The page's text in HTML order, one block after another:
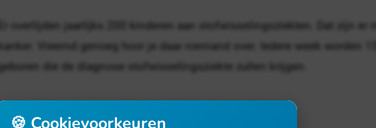
Er overlijden jaarlijks 200 kinderen aan stofwisselingsziekten. Dat zijn er
kanker. Vreemd genoeg hoor je daar niemand over. Iedere week worden
geboren die de diagnose stofwisselingsziekte zullen krijgen.
🍪 Cookievoorkeuren